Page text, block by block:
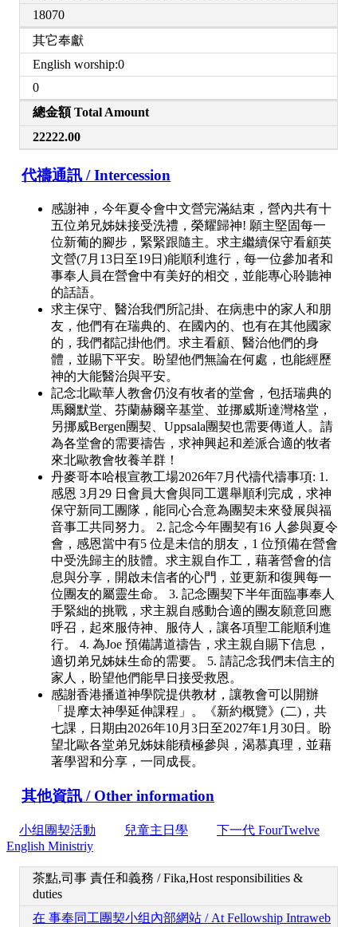
18070
其它奉獻
English worship:0
0
總金額 Total Amount
22222.00
代禱通訊 / Intercession
感謝神，今年夏令會中文營完滿結束，營內共有十
五位弟兄姊妹接受洗禮，榮耀歸神! 願主堅固每一
位新葡的腳步，緊緊跟隨主。求主繼續保守看顧英
文營(7月13日至19日)能順利進行，每一位參加者和
事奉人員在營會中有美好的相交，並能專心聆聽神
的話語。
求主保守、醫治我們所記掛、在病患中的家人和朋
友，他們有在瑞典的、在國內的、也有在其他國家
的，我們都記掛他們。求主看顧、醫治他們的身
體，並賜下平安。盼望他們無論在何處，也能經歷
神的大能醫治與平安。
記念北歐華人教會仍沒有牧者的堂會，包括瑞典的
馬爾默堂、芬蘭赫爾辛基堂、並挪威斯達灣格堂，
另挪威Bergen團契、Uppsala團契也需要傳道人。請
為各堂會的需要禱告，求神興起和差派合適的牧者
來北歐教會牧養羊群！
丹麥哥本哈根宣教工場2026年7月代禱代禱事項: 1.
感恩 3月29 日會員大會與同工選舉順利完成，求神
保守新同工團隊，能同心合意為團契未來發展與福
音事工共同努力。 2. 記念今年團契有16 人參與夏令
會，感恩當中有5 位是未信的朋友，1 位預備在營會
中受洗歸主的肢體。求主親自作工，藉著營會的信
息與分享，開啟未信者的心門，並更新和復興每一
位團友的屬靈生命。 3. 記念團契下半年面臨事奉人
手緊絀的挑戰，求主親自感動合適的團友願意回應
呼召，起來服侍神、服侍人，讓各項聖工能順利進
行。 4. 為Joe 預備講道禱告，求主親自賜下信息，
適切弟兄姊妹生命的需要。 5. 請記念我們未信主的
家人，盼望他們能早日接受救恩。
感謝香港播道神學院提供教材，讓教會可以開辦
「提摩太神學延伸課程」。《新約概覽》(二)，共
七課，日期由2026年10月3日至2027年1月30日。盼
望北歐各堂弟兄姊妹能積極參與，渴慕真理，並藉
著學習和分享，一同成長。
其他資訊 / Other information
小组團契活動 兒童主日學
下一代 FourTwelve
English Ministriy
茶點,司事 責任和義務 / Fika,Host responsibilities &
duties
在 事奉同工團契小组內部網站 / At Fellowship Intraweb